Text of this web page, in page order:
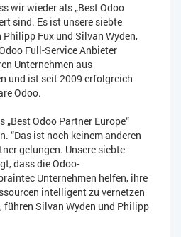
wir wieder als „Best Odoo
sind. Es ist unsere siebte
Fux und Silvan Wyden,
Full-Service Anbieter
Unternehmen aus
und ist seit 2009 erfolgreich
Odoo.
Odoo Partner Europe“
“Das ist noch keinem anderen
gelungen. Unsere siebte
dass die Odoo-
Unternehmen helfen, ihre
intelligent zu vernetzen
führen Silvan Wyden und Philipp